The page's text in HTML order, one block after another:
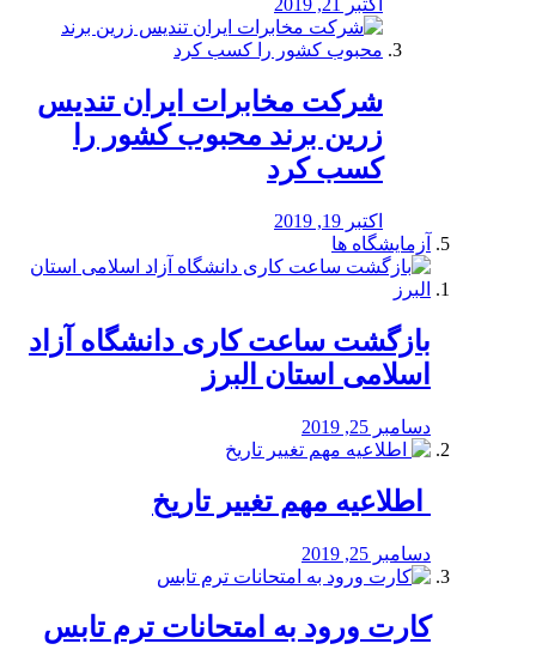
اکتبر 21, 2019
شرکت مخابرات ایران تندیس
زرین برند محبوب کشور را
کسب کرد
اکتبر 19, 2019
آزمایشگاه ها
بازگشت ساعت کاری دانشگاه آزاد
اسلامی استان البرز
دسامبر 25, 2019
️ اطلاعیه مهم تغییر تاریخ
دسامبر 25, 2019
کارت ورود به امتحانات ترم تابس